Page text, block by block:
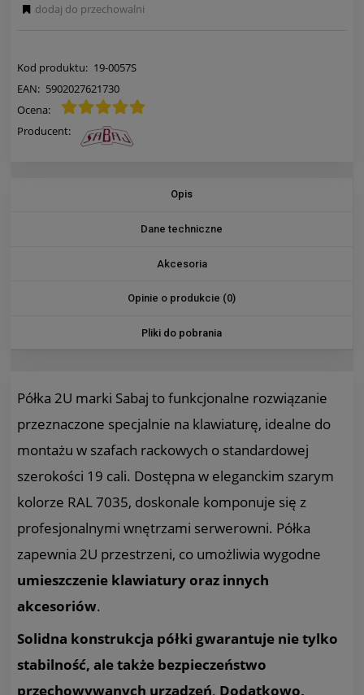
Kod produktu: 19-0057S
EAN: 5902027621730
Ocena:
Producent:
dodaj do przechowalni
Opis
Dane techniczne
Akcesoria
Opinie o produkcie (0)
Pliki do pobrania
Półka 2U marki Sabaj to funkcjonalne rozwiązanie
przeznaczone specjalnie na klawiaturę, idealne do
montażu w szafach rackowych o standardowej
szerokości 19 cali. Dostępna w eleganckim szarym
kolorze RAL 7035, doskonale komponuje się z
profesjonalnymi wnętrzami serwerowni. Półka
zapewnia 2U przestrzeni, co umożliwia wygodne
umieszczenie klawiatury oraz innych
akcesoriów.
Solidna konstrukcja półki gwarantuje nie tylko
stabilność, ale także bezpieczeństwo
przechowywanych urządzeń. Dodatkowo,